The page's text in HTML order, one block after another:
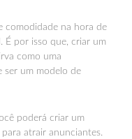
comodidade na hora de
É por isso que, criar um
como uma
ser um modelo de
poderá criar um
atrair anunciantes.